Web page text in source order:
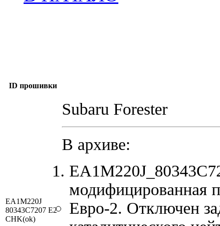
ID прошивки
EA1M220J
80343C7207 E2
CHK(ok)
Subaru Forester
В архиве:
модифицированная
Евро-2. Отключен